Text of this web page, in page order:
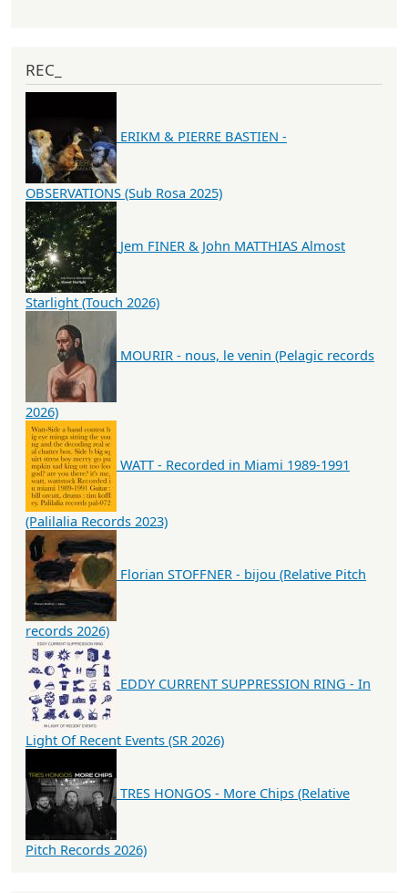
REC_
ERIKM & PIERRE BASTIEN -
OBSERVATIONS (Sub Rosa 2025)
Jem FINER & John MATTHIAS Almost
Starlight (Touch 2026)
MOURIR - nous, le venin (Pelagic records
2026)
WATT - Recorded in Miami 1989-1991
(Palilalia Records 2023)
Florian STOFFNER - bijou (Relative Pitch
records 2026)
EDDY CURRENT SUPPRESSION RING - In
Light Of Recent Events (SR 2026)
TRES HONGOS - More Chips (Relative
Pitch Records 2026)